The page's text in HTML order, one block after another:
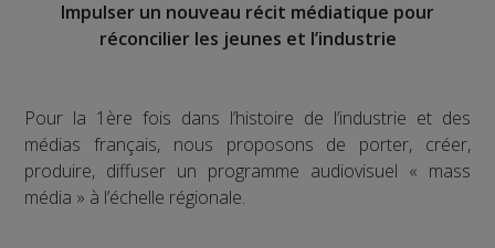
Impulser un nouveau récit médiatique pour
réconcilier les jeunes et l’industrie
Pour la 1ère fois dans l’histoire de l’industrie et des
médias français, nous proposons de porter, créer,
produire, diffuser un programme audiovisuel « mass
média » à l’échelle régionale.